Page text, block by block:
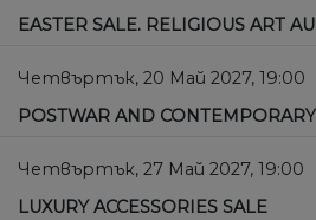
EASTER SALE. RELIGIOUS ART
Четвъртък, 20 Май 2027, 19:00
POSTWAR AND
Четвъртък, 27 Май 2027, 19:00
LUXURY ACCESSORIES SALE